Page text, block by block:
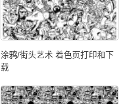
涂鸦/街头艺术 着色页打印和下
载